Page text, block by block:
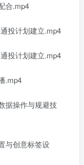
合.mp4
投计划建立.mp4
投计划建立.mp4
.mp4
据操作与规避技
与创意标签设